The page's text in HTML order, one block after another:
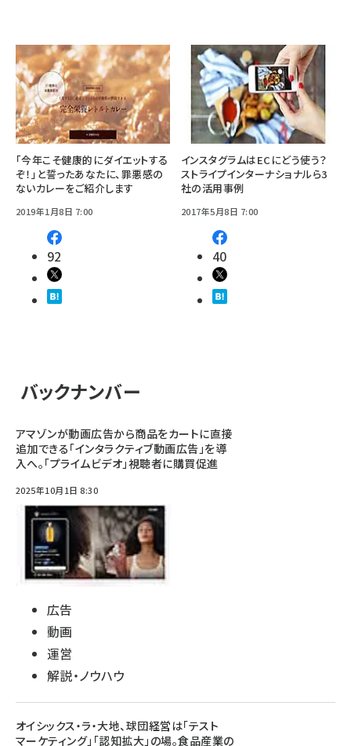
「今年こそ健康的にダイエットする
ぞ！」と誓ったあなたに、罪悪感の
ないカレーをご紹介します
2019年1月8日 7:00
92
インスタグラムはECにどう使う？
ストライプインターナショナルら3
社の活用事例
2017年5月8日 7:00
40
バックナンバー
アマゾンが動画広告から商品をカートに直接
追加できる「インタラクティブ動画広告」を導
入へ。「プライムビデオ」視聴者に購買促進
2025年10月1日 8:30
広告
動画
運営
解説・ノウハウ
オイシックス・ラ・大地、球団経営は「テスト
マーケティング」「認知拡大」の場。食品産業の